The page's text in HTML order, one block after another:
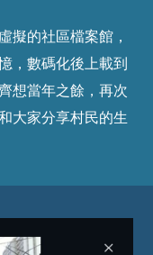
擬的社區檔案館，
，數碼化後上載到
想當年之餘，再次
大家分享村民的生